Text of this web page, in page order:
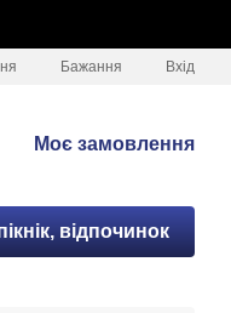
Бажання Вхід
Моє замовлення
відпочинок